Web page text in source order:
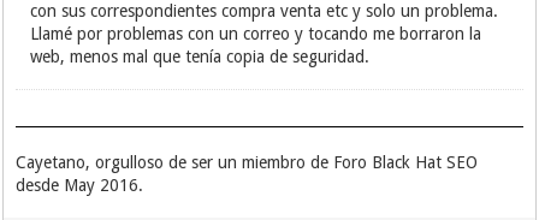
con sus correspondientes compra venta etc y solo un problema.
Llamé por problemas con un correo y tocando me borraron la
web, menos mal que tenía copia de seguridad.
Cayetano, orgulloso de ser un miembro de Foro Black Hat SEO
desde May 2016.